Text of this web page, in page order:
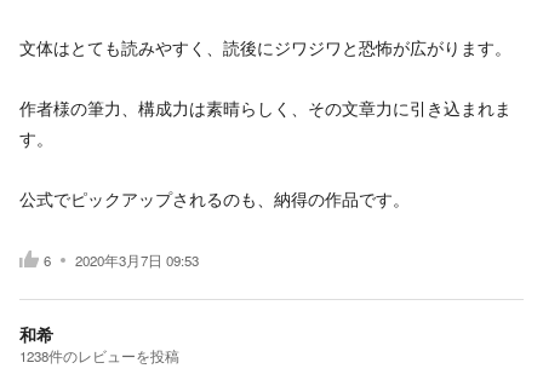
文体はとても読みやすく、読後にジワジワと恐怖が広がります。
作者様の筆力、構成力は素晴らしく、その文章力に引き込まれま
す。
公式でピックアップされるのも、納得の作品です。
6 2020年3月7日 09:53
和希
1238件のレビューを投稿